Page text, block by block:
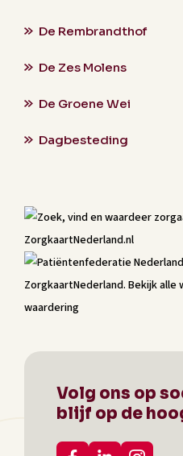
De Rembrandthof
De Zes Molens
De Groene Wei
Dagbesteding
ZorgkaartNederland. Bekijk alle
waardering
Volg ons op
blijf op de